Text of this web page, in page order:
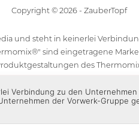
Copyright © 2026 - ZauberTopf
und steht in keinerlei
sind eingetragene
des
Verbindung zu den
der Vorwerk-Gruppe